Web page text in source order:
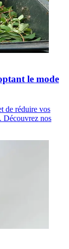
le mode
de réduire vos
Découvrez nos